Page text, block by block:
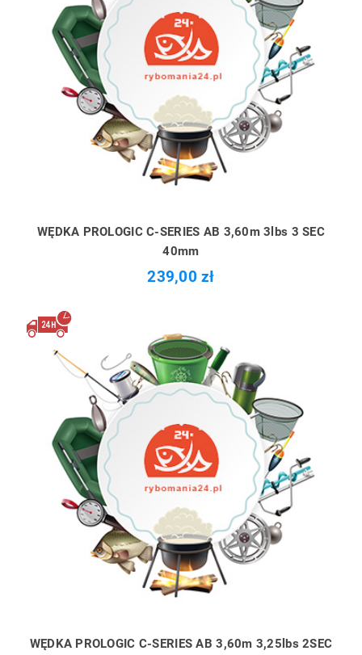
WĘDKA PROLOGIC C-SERIES AB 3,60m 3lbs 3 SEC
40mm
239,00 zł
WĘDKA PROLOGIC C-SERIES AB 3,60m 3,25lbs 2SEC